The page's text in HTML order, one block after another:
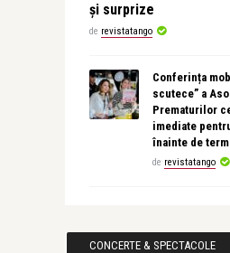
și surprize
de revistatango
Conferința
scutece” a
Prematurilor
imediate
înainte de
de revistatango
CONCERTE & SPECTACOLE